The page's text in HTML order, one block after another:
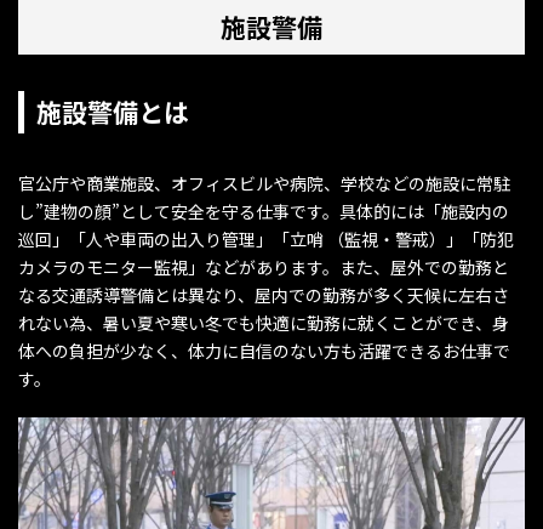
施設警備
施設警備とは
官公庁や商業施設、オフィスビルや病院、学校などの施設に常駐
し”建物の顔”として安全を守る仕事です。具体的には「施設内の
巡回」「人や車両の出入り管理」「立哨 （監視・警戒）」「防犯
カメラのモニター監視」などがあります。また、屋外での勤務と
なる交通誘導警備とは異なり、屋内での勤務が多く天候に左右さ
れない為、暑い夏や寒い冬でも快適に勤務に就くことができ、身
体への負担が少なく、体力に自信のない方も活躍できるお仕事で
す。